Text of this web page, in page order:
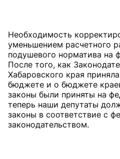
Необходимость
уменьшением расчетного
подушевого норматива на
После того, как
Хабаровского края
бюджете и о бюджете
законы были приняты на
теперь наши депутаты
законы в соответствие с
законодательством.